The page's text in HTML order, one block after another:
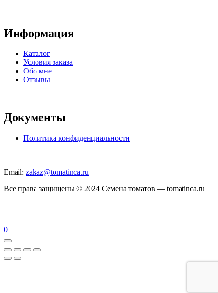
Информация
Каталог
Условия заказа
Обо мне
Отзывы
Документы
Политика конфиденциальности
Email: zakaz@tomatinca.ru
Все права защищены © 2024 Семена томатов — tomatinca.ru
0